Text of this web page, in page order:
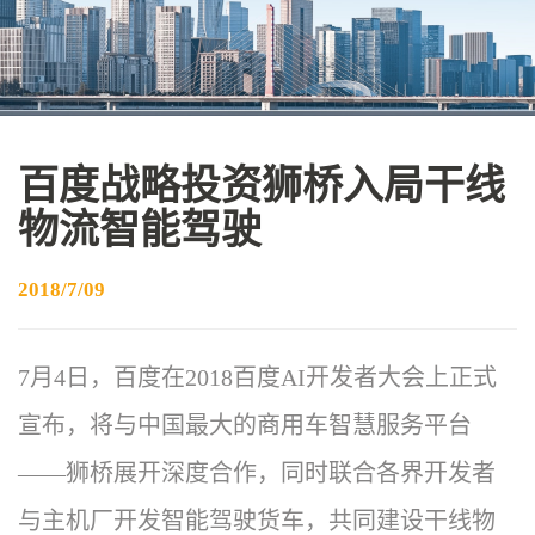
百度战略投资狮桥入局干线
物流智能驾驶
2018/7/09
7月4日，百度在2018百度AI开发者大会上正式
宣布，将与中国最大的商用车智慧服务平台
——狮桥展开深度合作，同时联合各界开发者
与主机厂开发智能驾驶货车，共同建设干线物